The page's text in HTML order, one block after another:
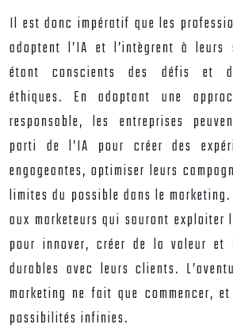
Il est donc impératif que les
adoptent l’IA et l’intègrent à leurs
étant conscients des défis et
éthiques. En adoptant une
responsable, les entreprises
parti de l’IA pour créer des
engageantes, optimiser leurs
limites du possible dans le
aux marketeurs qui sauront exploiter
pour innover, créer de la valeur et
durables avec leurs clients.
marketing ne fait que commencer,
possibilités infinies.